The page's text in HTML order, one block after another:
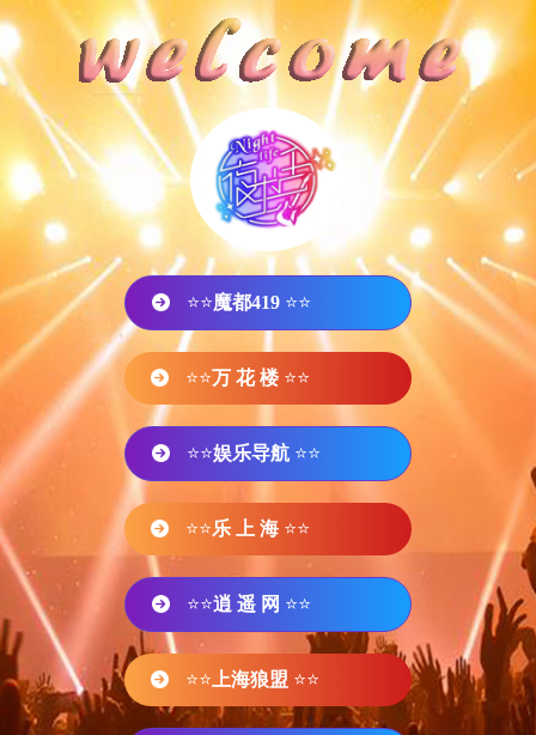
⭐⭐魔都419 ⭐⭐
⭐⭐万 花 楼 ⭐⭐
⭐⭐娱乐导航 ⭐⭐
⭐⭐乐 上 海 ⭐⭐
⭐⭐逍 遥 网 ⭐⭐
⭐⭐ 上海狼盟 ⭐⭐